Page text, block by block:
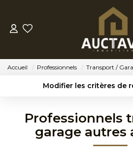
ACHETER
NOTRE
Accueil Professionnels Transport /
Modifier les critères de
Type de bien
Professionnels
garage autres